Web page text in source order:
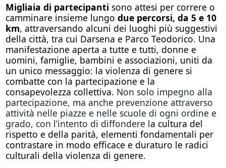
Migliaia di partecipanti sono attesi per correre o
camminare insieme lungo due percorsi, da 5 e 10
km, attraversando alcuni dei luoghi più suggestivi
della città, tra cui Darsena e Parco Teodorico. Una
manifestazione aperta a tutte e tutti, donne e
uomini, famiglie, bambini e associazioni, uniti da
un unico messaggio: la violenza di genere si
combatte con la partecipazione e la
consapevolezza collettiva. Non solo impegno alla
partecipazione, ma anche prevenzione attraverso
attività nelle piazze e nelle scuole di ogni ordine e
grado, con l’intento di diffondere la cultura del
rispetto e della parità, elementi fondamentali per
contrastare in modo efficace e duraturo le radici
culturali della violenza di genere.